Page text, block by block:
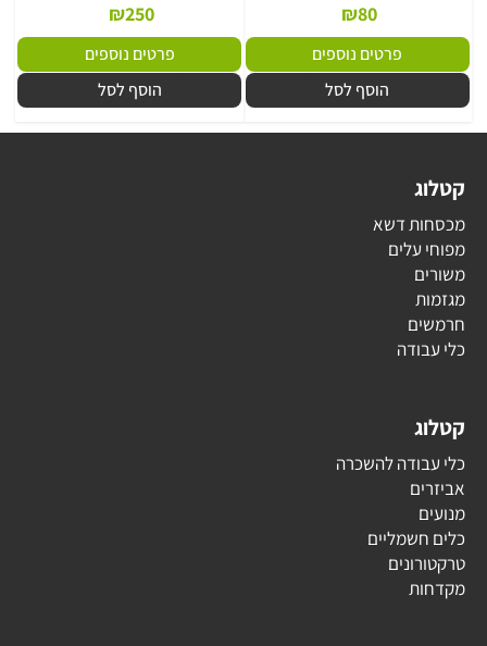
₪80
פרטים נוספים
הוסף לסל
₪250
פרטים נוספים
הוסף לסל
קטלוג
מכסחות דשא
מפוחי עלים
משורים
מגזמות
חרמשים
כלי עבודה
קטלוג
כלי עבודה להשכרה
אביזרים
מנועים
כלים חשמליים
טרקטורונים
מקדחות